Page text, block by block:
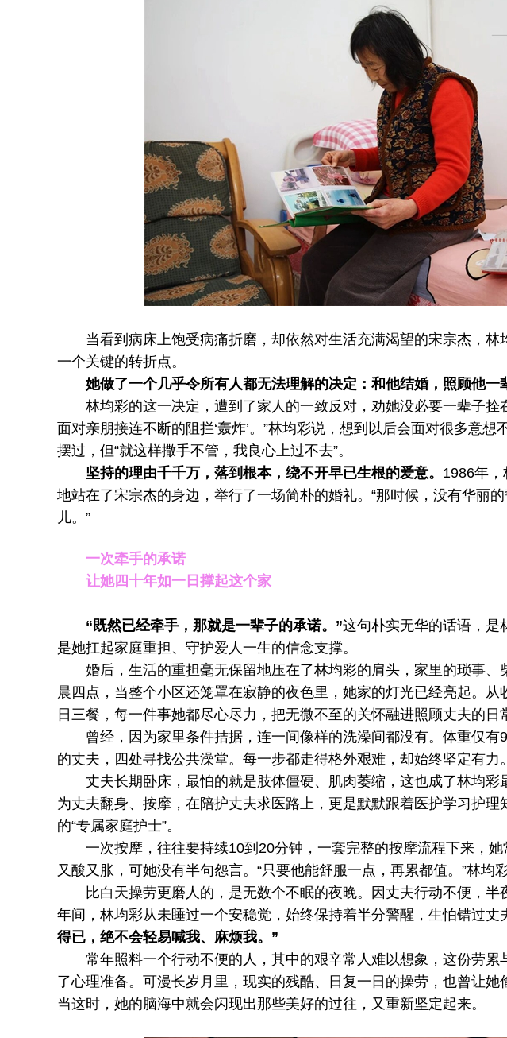
当看到病床上饱受病痛折磨，却依然对生活充满渴望的宋宗杰，林
一个关键的转折点。
她做了一个几乎令所有人都无法理解的决定：和他结婚，照顾他一
林均彩的这一决定，遭到了家人的一致反对，劝她没必要一辈子拴
面对亲朋接连不断的阻拦‘轰炸’。”林均彩说，想到以后会面对很多意
摆过，但“就这样撒手不管，我良心上过不去”。
坚持的理由千千万，落到根本，绕不开早已生根的爱意。 1986年
地站在了宋宗杰的身边，举行了一场简朴的婚礼。“那时候，没有华丽
儿。”
一次牵手的承诺
让她四十年如一日撑起这个家
“既然已经牵手，那就是一辈子的承诺。”这句朴实无华的话语，是
是她扛起家庭重担、守护爱人一生的信念支撑。
婚后，生活的重担毫无保留地压在了林均彩的肩头，家里的琐事、
晨四点，当整个小区还笼罩在寂静的夜色里，她家的灯光已经亮起。
日三餐，每一件事她都尽心尽力，把无微不至的关怀融进照顾丈夫的日
曾经，因为家里条件拮据，连一间像样的洗澡间都没有。体重仅有
的丈夫，四处寻找公共澡堂。每一步都走得格外艰难，却始终坚定有力。
丈夫长期卧床，最怕的就是肢体僵硬、肌肉萎缩，这也成了林均彩
为丈夫翻身、按摩，在陪护丈夫求医路上，更是默默跟着医护学习护
的“专属家庭护士”。
一次按摩，往往要持续10到20分钟，一套完整的按摩流程下来，她
又酸又胀，可她没有半句怨言。“只要他能舒服一点，再累都值。”林均
比白天操劳更磨人的，是无数个不眠的夜晚。因丈夫行动不便，半
年间，林均彩从未睡过一个安稳觉，始终保持着半分警醒，生怕错过丈
得已，绝不会轻易喊我、麻烦我。”
常年照料一个行动不便的人，其中的艰辛常人难以想象，这份劳累
了心理准备。可漫长岁月里，现实的残酷、日复一日的操劳，也曾让
当这时，她的脑海中就会闪现出那些美好的过往，又重新坚定起来。